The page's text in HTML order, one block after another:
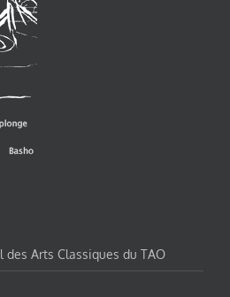
des Arts Classiques du TAO